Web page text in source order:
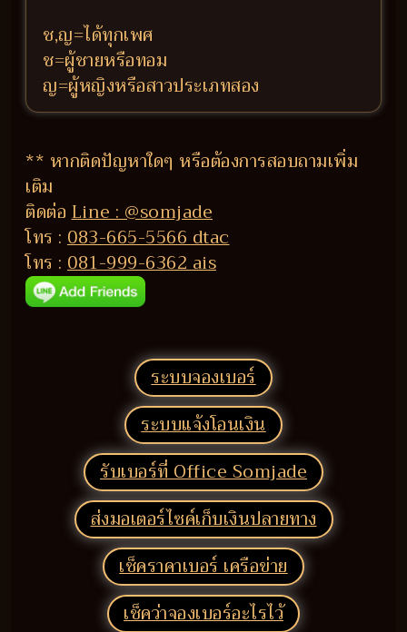
ช,ญ=ได้ทุกเพศ
ช=ผู้ชายหรือทอม
ญ=ผู้หญิงหรือสาวประเภทสอง
** หากติดปัญหาใดๆ หรือต้องการสอบถามเพิ่ม
เติม
ติดต่อLine : @somjade
โทร : 083-665-5566 dtac
โทร : 081-999-6362 ais
ระบบจองเบอร์
ระบบแจ้งโอนเงิน
รับเบอร์ที่ Office Somjade
ส่งมอเตอร์ไซค์เก็บเงินปลายทาง
เช็คราคาเบอร์ เครือข่าย
เช็คว่าจองเบอร์อะไรไว้